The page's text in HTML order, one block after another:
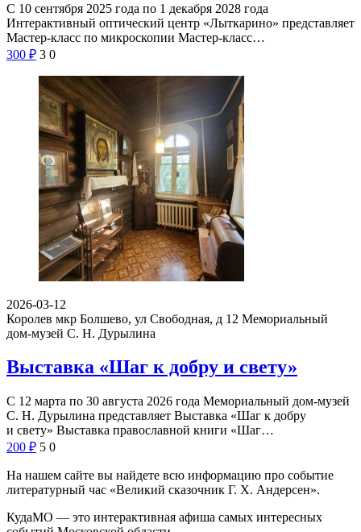
С 10 сентября 2025 года по 1 декабря 2028 года
Интерактивный оптический центр «Лыткарино» представляет
Мастер-класс по микроскопии Мастер-класс…
300 ₽ 3 0
2026-03-12
Королев мкр Болшево, ул Свободная, д 12 Мемориальный
дом-музей С. Н. Дурылина
Выставка «Шаг к добру и свету»
С 12 марта по 30 августа 2026 года Мемориальный дом-музей
С. Н. Дурылина представляет Выставка «Шаг к добру
и свету» Выставка православной книги «Шаг…
200 ₽ 5 0
На нашем сайте вы найдете всю информацию про событие
литературный час «Великий сказочник Г. Х. Андерсен».
КудаМО — это интерактивная афиша самых интересных